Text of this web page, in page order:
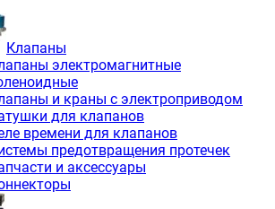
Клапаны
электромагнитные
и краны с электроприводом
для клапанов
времени для клапанов
предотвращения протечек
и аксессуары